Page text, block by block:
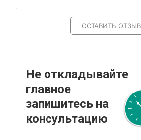
ОСТАВИТЬ ОТЗЫВ
Не откладывайте
главное
запишитесь на
консультацию